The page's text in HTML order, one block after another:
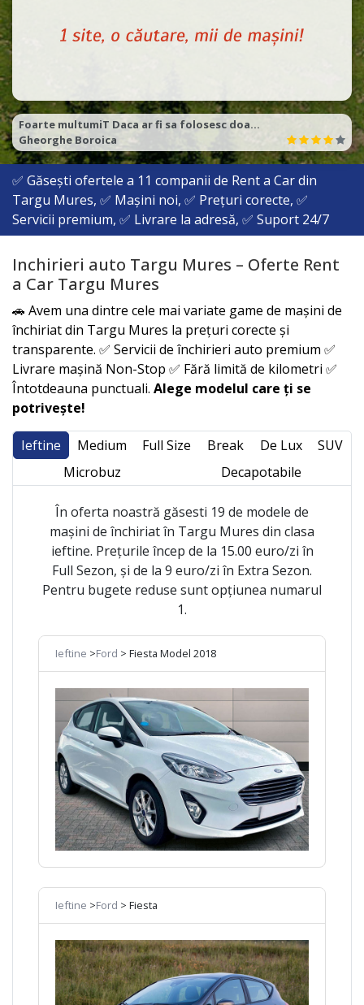
Raport calitate pret excelent
Catalin
✅ Găsești ofertele a 11 companii de Rent a Car din
Targu Mures, ✅ Mașini noi, ✅ Prețuri corecte, ✅
Servicii premium, ✅ Livrare la adresă, ✅ Suport 24/7
Inchirieri auto Targu Mures – Oferte Rent
a Car Targu Mures
🚗 Avem una dintre cele mai variate game de mașini de
închiriat din Targu Mures la prețuri corecte și
transparente. ✅ Servicii de închirieri auto premium ✅
Livrare mașină Non-Stop ✅ Fără limită de kilometri ✅
Întotdeauna punctuali. Alege modelul care ți se
potrivește!
Ieftine Medium Full Size Break De Lux
SUV
Microbuz
Decapotabile
În oferta noastră găsesti 19 de modele de
mașini de închiriat în Targu Mures din clasa
ieftine. Prețurile încep de la 15.00 euro/zi în
Full Sezon, și de la 9 euro/zi în Extra Sezon.
Pentru bugete reduse sunt opțiunea numarul
1.
Ieftine >Ford > Fiesta Model 2018
Ieftine >Ford > Fiesta